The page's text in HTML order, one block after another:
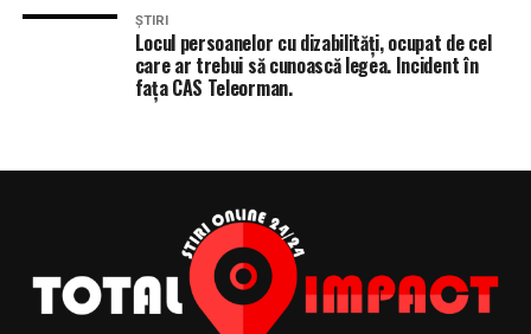
ȘTIRI
Locul persoanelor cu dizabilități, ocupat de cel
care ar trebui să cunoască legea. Incident în
fața CAS Teleorman.